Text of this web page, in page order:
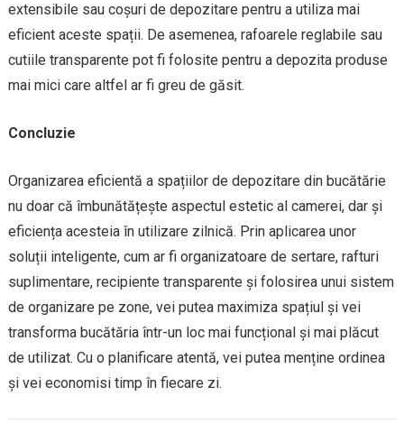
extensibile sau coșuri de depozitare pentru a utiliza mai
eficient aceste spații. De asemenea, rafoarele reglabile sau
cutiile transparente pot fi folosite pentru a depozita produse
mai mici care altfel ar fi greu de găsit.
Concluzie
Organizarea eficientă a spațiilor de depozitare din bucătărie
nu doar că îmbunătățește aspectul estetic al camerei, dar și
eficiența acesteia în utilizare zilnică. Prin aplicarea unor
soluții inteligente, cum ar fi organizatoare de sertare, rafturi
suplimentare, recipiente transparente și folosirea unui sistem
de organizare pe zone, vei putea maximiza spațiul și vei
transforma bucătăria într-un loc mai funcțional și mai plăcut
de utilizat. Cu o planificare atentă, vei putea menține ordinea
și vei economisi timp în fiecare zi.